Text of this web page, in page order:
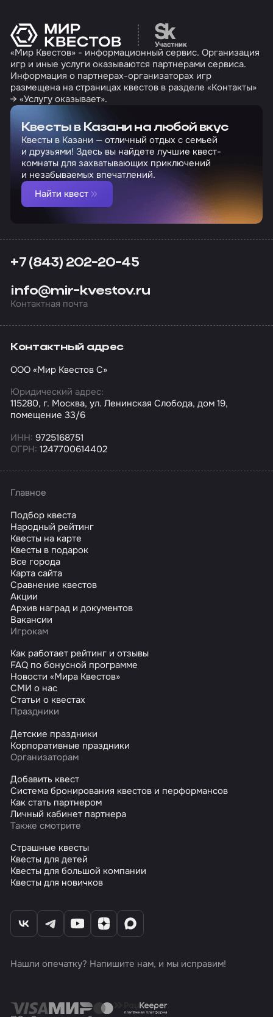
Перейти на сайт
«Мир Квестов» - информационный сервис. Организация
игр и иные услуги оказываются партнерами сервиса.
Информация о партнерах-организаторах игр
размещена на страницах квестов в разделе «Контакты»
→ «Услугу оказывает».
Квесты в Казани на любой вкус
Квесты в Казани — отличный отдых с семьей
и друзьями! Здесь вы найдете лучшие квест-
комнаты для захватывающих приключений
и незабываемых впечатлений.
Найти квест
+7 (843) 202-20-45
info@mir-kvestov.ru
Контактная почта
Контактный адрес
ООО «Мир Квестов С»
Юридический адрес:
115280, г. Москва, ул. Ленинская Слобода, дом 19,
помещение 33/6
ИНН: 9725168751
ОГРН: 1247700614402
Главное
Подбор квеста
Народный рейтинг
Квесты на карте
Квесты в подарок
Все города
Карта сайта
Сравнение квестов
Акции
Архив наград и документов
Вакансии
Игрокам
Как работает рейтинг и отзывы
FAQ по бонусной программе
Новости «Мира Квестов»
СМИ о нас
Статьи о квестах
Праздники
Детские праздники
Корпоративные праздники
Организаторам
Добавить квест
Система бронирования квестов и перформансов
Как стать партнером
Личный кабинет партнера
Также смотрите
Страшные квесты
Квесты для детей
Квесты для большой компании
Квесты для новичков
Нашли опечатку? Напишите нам, и мы исправим!